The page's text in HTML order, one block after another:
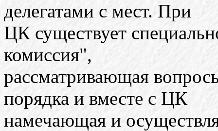
делегатами с мест. При
ЦК существует
комиссия",
рассматривающая
порядка и вместе с ЦК
намечающая и